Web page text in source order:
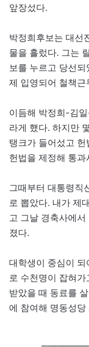
앞장섰다.
박정희후보는 대선
물을 흘렀다. 그는
보를 누르고 당선
제 입영되어 철책
이듬해 박정희-김
라게 했다. 하지만
탱크가 들어섰고
헌법을 제정해 통과
그때부터 대통령직
로 뽑았다. 내가 제
고 그날 경축사에
졌다.
대학생이 중심이
로 수천명이 잡혀
받았을 때 동료를
에 참여해 명동성